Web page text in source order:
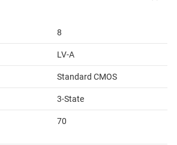
8
LV-A
Standard CMOS
3-State
70